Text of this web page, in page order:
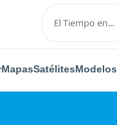
MapasSatélitesModelos